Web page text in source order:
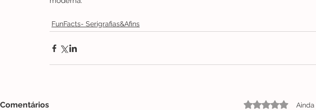
FunFacts- Serigrafias&Afins
Comentários Avaliado com 0 de 5